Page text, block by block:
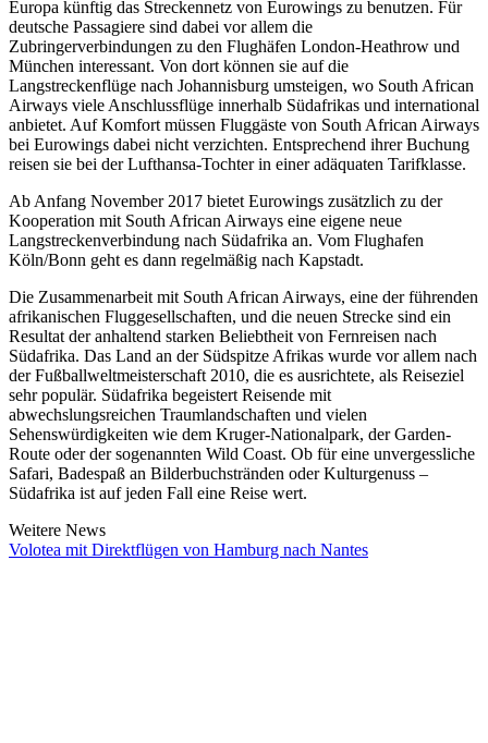
Europa künftig das Streckennetz von Eurowings zu benutzen. Für
deutsche Passagiere sind dabei vor allem die
Zubringerverbindungen zu den Flughäfen London-Heathrow und
München interessant. Von dort können sie auf die
Langstreckenflüge nach Johannisburg umsteigen, wo South African
Airways viele Anschlussflüge innerhalb Südafrikas und international
anbietet. Auf Komfort müssen Fluggäste von South African Airways
bei Eurowings dabei nicht verzichten. Entsprechend ihrer Buchung
reisen sie bei der Lufthansa-Tochter in einer adäquaten Tarifklasse.
Ab Anfang November 2017 bietet Eurowings zusätzlich zu der
Kooperation mit South African Airways eine eigene neue
Langstreckenverbindung nach Südafrika an. Vom Flughafen
Köln/Bonn geht es dann regelmäßig nach Kapstadt.
Die Zusammenarbeit mit South African Airways, eine der führenden
afrikanischen Fluggesellschaften, und die neuen Strecke sind ein
Resultat der anhaltend starken Beliebtheit von Fernreisen nach
Südafrika. Das Land an der Südspitze Afrikas wurde vor allem nach
der Fußballweltmeisterschaft 2010, die es ausrichtete, als Reiseziel
sehr populär. Südafrika begeistert Reisende mit
abwechslungsreichen Traumlandschaften und vielen
Sehenswürdigkeiten wie dem Kruger-Nationalpark, der Garden-
Route oder der sogenannten Wild Coast. Ob für eine unvergessliche
Safari, Badespaß an Bilderbuchstränden oder Kulturgenuss –
Südafrika ist auf jeden Fall eine Reise wert.
Weitere News
Volotea mit Direktflügen von Hamburg nach Nantes